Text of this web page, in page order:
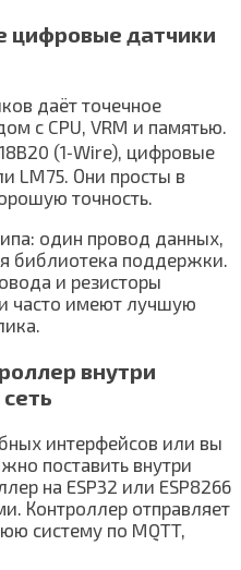
цифровые датчики
даёт точечное
с CPU, VRM и памятью.
(1‑Wire), цифровые
LM75. Они просты в
точность.
один провод данных,
библиотека поддержки.
и резисторы
часто имеют лучшую
внутри
интерфейсов или вы
поставить внутри
на ESP32 или ESP8266
Контроллер отправляет
систему по MQTT,